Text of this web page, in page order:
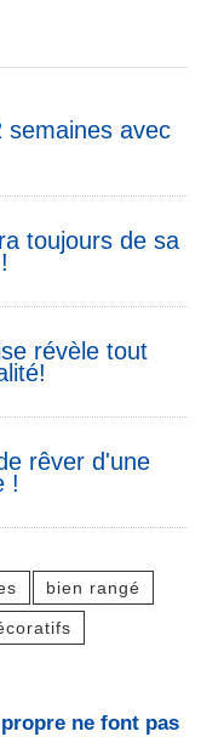
semaines avec
toujours de sa
révèle tout
rêver d'une
!
bien rangé
ne font pas